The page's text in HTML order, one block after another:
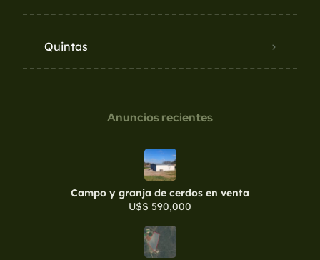
Quintas
Anuncios recientes
Campo y granja de cerdos en venta
U$S 590,000